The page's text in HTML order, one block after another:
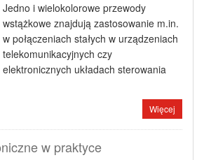
Jedno i wielokolorowe przewody
wstążkowe znajdują zastosowanie m.in.
w połączeniach stałych w urządzeniach
telekomunikacyjnych czy
elektronicznych układach sterowania
Więcej
w praktyce